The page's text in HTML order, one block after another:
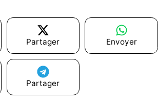
Partager Envoyer
Partager